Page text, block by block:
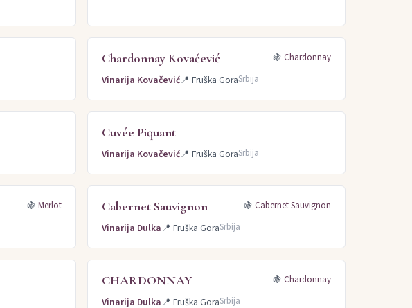
Chardonnay Kovačević 🍇 Chardonnay
Vinarija Kovačević📍 Fruška GoraSrbija
Cuvée Piquant
Vinarija Kovačević📍 Fruška GoraSrbija
🍇 Merlot Cabernet Sauvignon 🍇 Cabernet Sauvignon
Vinarija Dulka📍 Fruška GoraSrbija
CHARDONNAY 🍇 Chardonnay
Vinarija Dulka📍 Fruška GoraSrbija